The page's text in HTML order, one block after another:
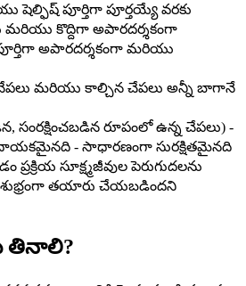
షెల్ఫిష్ పూర్తిగా పూర్తయ్యే వరకు
మరియు కొద్దిగా అపారదర్శకంగా
అపారదర్శకంగా మరియు
మరియు కాల్చిన చేపలు అన్నీ బాగానే
సంరక్షించబడిన రూపంలో ఉన్న చేపలు) -
- సాధారణంగా సురక్షితమైనది
ప్రక్రియ సూక్ష్మజీవుల పెరుగుదలను
తయారు చేయబడిందని
తినాలి?